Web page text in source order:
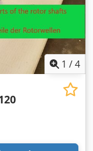
1 /4